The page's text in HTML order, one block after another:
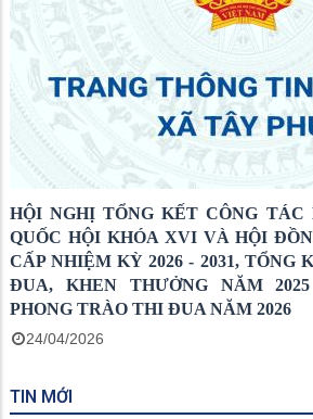
HỘI NGHỊ TỔNG KẾT CÔNG
QUỐC HỘI KHÓA XVI VÀ HỘI
CẤP NHIỆM KỲ 2026 - 2031, TỔNG
ĐUA, KHEN THƯỞNG NĂM
PHONG TRÀO THI ĐUA NĂM 2026
24/04/2026
TIN MỚI